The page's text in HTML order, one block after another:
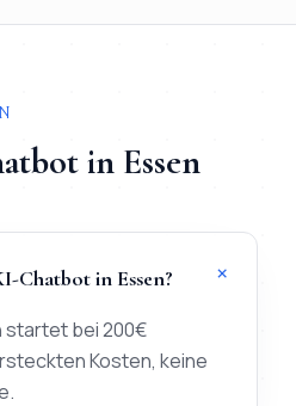
in Essen
Chatbot in Essen? +
startet bei 200€
Kosten, keine